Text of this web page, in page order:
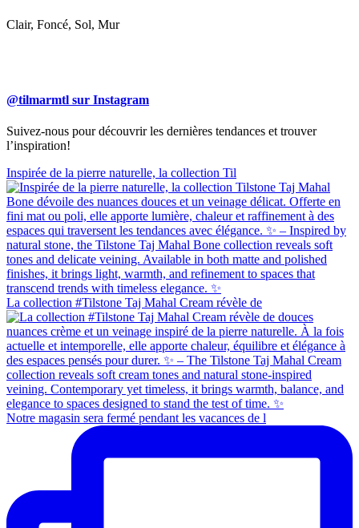
Clair, Foncé, Sol, Mur
@tilmarmtl sur Instagram
Suivez-nous pour découvrir les dernières tendances et trouver
l’inspiration!
Inspirée de la pierre naturelle, la collection Til
La collection #Tilstone Taj Mahal Cream révèle de
Notre magasin sera fermé pendant les vacances de l